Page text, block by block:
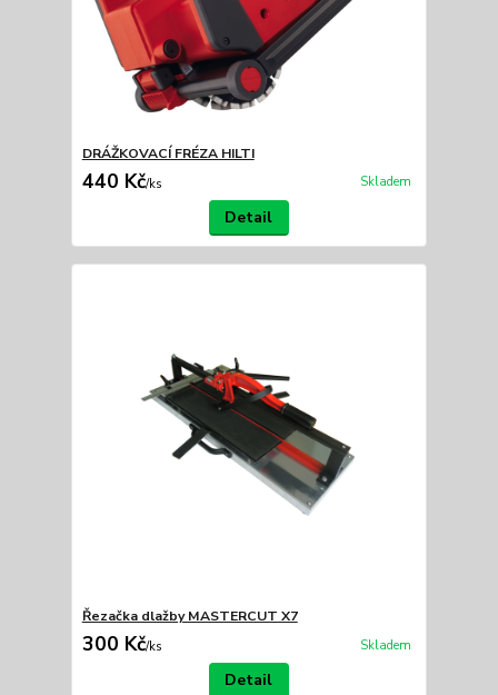
DRÁŽKOVACÍ FRÉZA HILTI
440 Kč/ks Skladem
Detail
Řezačka dlažby MASTERCUT X7
300 Kč/ks Skladem
Detail